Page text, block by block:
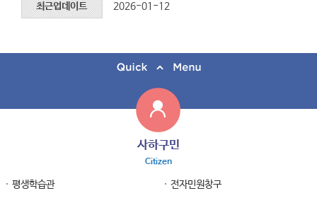
최근업데이트 2026-01-12
사하구민
Citizen
평생학습관
전자민원창구